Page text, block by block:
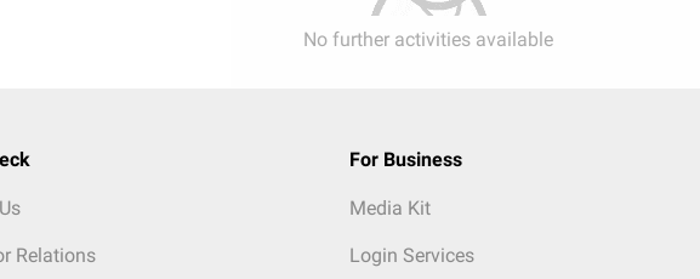
No further activities available
Relations
For Business
Media Kit
Login Services